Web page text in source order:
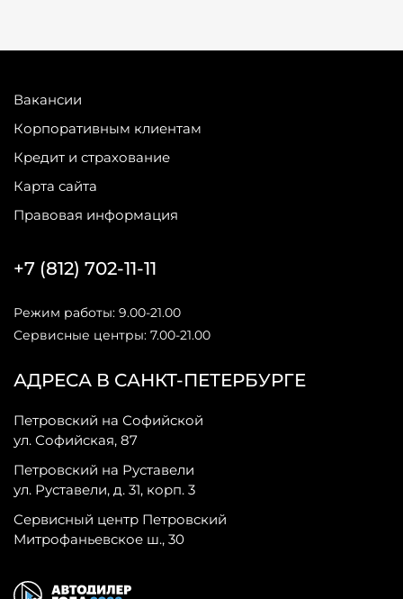
Вакансии
Корпоративным клиентам
Кредит и страхование
Карта сайта
Правовая информация
АДРЕСА В САНКТ-ПЕТЕРБУРГЕ
Петровский на Софийской
ул. Софийская, 87
Петровский на Руставели
ул. Руставели, д. 31, корп. 3
Сервисный центр Петровский
Митрофаньевское ш., 30
+7 (812) 702-11-11
Режим работы: 9.00-21.00
Сервисные центры: 7.00-21.00